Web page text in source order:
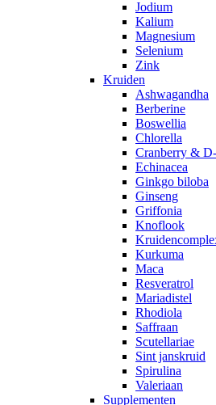
Jodium
Kalium
Magnesium
Selenium
Zink
Kruiden
Ashwagandha
Berberine
Boswellia
Chlorella
Cranberry &
Echinacea
Ginkgo biloba
Ginseng
Griffonia
Knoflook
Kurkuma
Maca
Resveratrol
Mariadistel
Rhodiola
Saffraan
Scutellariae
Sint janskruid
Spirulina
Valeriaan
Supplementen